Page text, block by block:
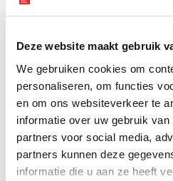
Deze website maakt gebruik
We gebruiken cookies om
personaliseren, om functies
en om ons websiteverkeer te
informatie over uw gebruik
partners voor social media,
partners kunnen deze
informatie die u aan ze heeft
Wilt u op de hoogte blijven van
laatste erfgoednieuws? Schrijf u
wekelijkse nieuwsbrief!
Bij inschrijving gaat u akkoord met